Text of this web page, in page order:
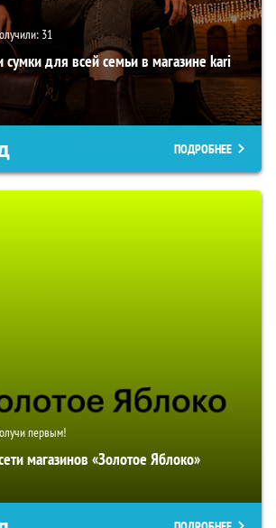
31
для всей семьи в магазине kari
ПОДРОБНЕЕ
первым!
магазинов «Золотое Яблоко»